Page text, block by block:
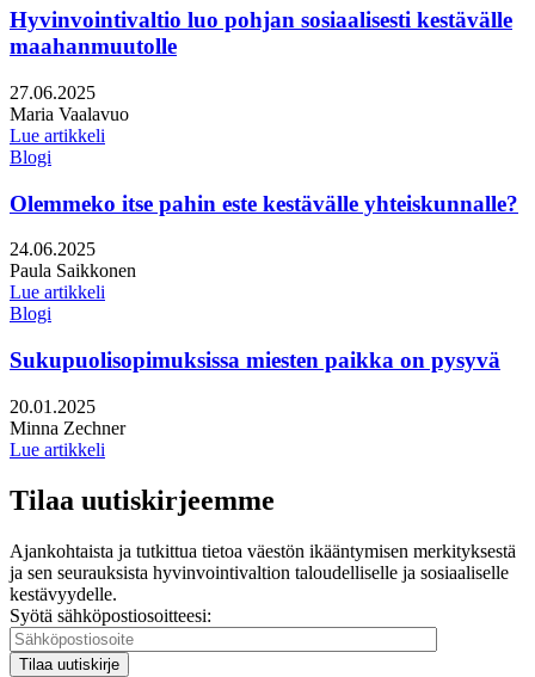
Hyvinvointivaltio luo pohjan sosiaalisesti kestävälle
maahanmuutolle
Julkaistu:
27.06.2025
Kirjoittajat:
Maria Vaalavuo
Lue artikkeli
Blogi
Olemmeko itse pahin este kestävälle yhteiskunnalle?
Julkaistu:
24.06.2025
Kirjoittajat:
Paula Saikkonen
Lue artikkeli
Blogi
Sukupuolisopimuksissa miesten paikka on pysyvä
Julkaistu:
20.01.2025
Kirjoittajat:
Minna Zechner
Lue artikkeli
Tilaa uutiskirjeemme
Ajankohtaista ja tutkittua tietoa väestön ikääntymisen merkityksestä
ja sen seurauksista hyvinvointivaltion taloudelliselle ja sosiaaliselle
kestävyydelle.
Syötä sähköpostiosoitteesi: